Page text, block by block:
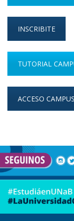
INSCRIBITE
TUTORIAL
ACCESO CAMPUS